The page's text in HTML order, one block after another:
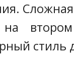
на
стиль